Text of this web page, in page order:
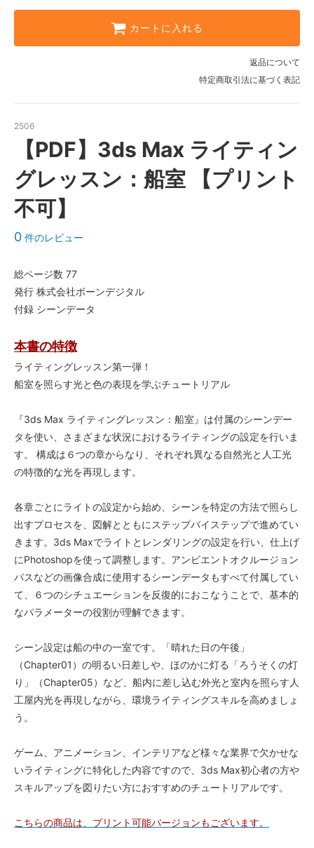
カートに入れる
返品について
特定商取引法に基づく表記
2506
【PDF】3ds Max ライティン
グレッスン：船室 【プリント
不可】
0 件のレビュー
総ページ数 77
発行 株式会社ボーンデジタル
付録 シーンデータ
本書の特徴
ライティングレッスン第一弾！
船室を照らす光と色の表現を学ぶチュートリアル
『3ds Max ライティングレッスン：船室』は付属のシーンデー
タを使い、さまざまな状況におけるライティングの設定を行いま
す。 構成は６つの章からなり、それぞれ異なる自然光と人工光
の特徴的な光を再現します。
各章ごとにライトの設定から始め、シーンを特定の方法で照らし
出すプロセスを、図解とともにステップバイステップで進めてい
きます。3ds Maxでライトとレンダリングの設定を行い、仕上げ
にPhotoshopを使って調整します。アンビエントオクルージョン
パスなどの画像合成に使用するシーンデータもすべて付属してい
て、６つのシチュエーションを反復的におこなうことで、基本的
なパラメーターの役割が理解できます。
シーン設定は船の中の一室です。「晴れた日の午後」
（Chapter01）の明るい日差しや、ほのかに灯る「ろうそくの灯
り」（Chapter05）など、船内に差し込む外光と室内を照らす人
工屋内光を再現しながら、環境ライティングスキルを高めましょ
う。
ゲーム、アニメーション、インテリアなど様々な業界で欠かせな
いライティングに特化した内容ですので、3ds Max初心者の方や
スキルアップを図りたい方におすすめのチュートリアルです。
こちらの商品は、プリント可能バージョンもございます。